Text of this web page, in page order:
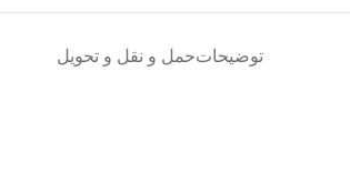
توضیحاتحمل و نقل و تحویل